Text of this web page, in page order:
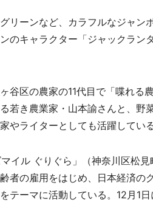
リーンなど、カラフルなジャン
のキャラクター「ジャックラン
谷区の農家の11代目で「喋れる
若き農業家・山本諭さんと、野
やライターとしても活躍してい
イル ぐりぐら」（神奈川区松
者の雇用をはじめ、日本経済の
テーマに活動している。12月1